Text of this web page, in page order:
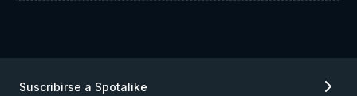
Suscribirse a Spotalike